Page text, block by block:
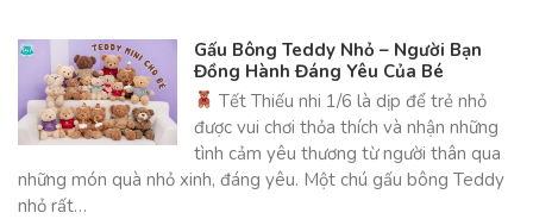
Gấu Bông Teddy Nhỏ – Người Bạn
Đồng Hành Đáng Yêu Của Bé
Tết Thiếu nhi 1/6 là dịp để trẻ nhỏ
được vui chơi thỏa thích và nhận những
tình cảm yêu thương từ người thân qua
những món quà nhỏ xinh, đáng yêu. Một chú gấu bông Teddy
nhỏ rất…